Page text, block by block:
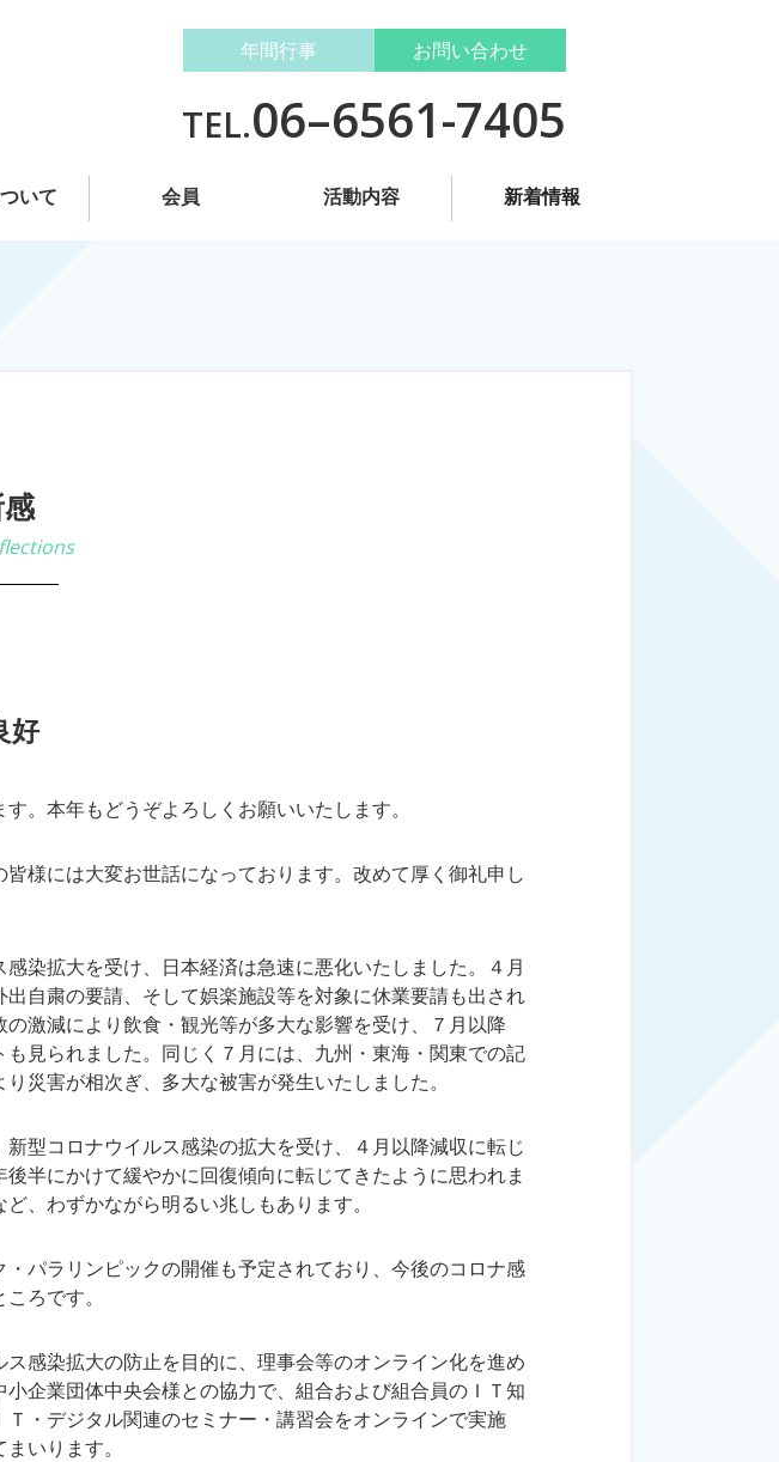
年間行事 お問い合わせ
TEL.06–6561-7405
いて 会員 活動内容 新着情報
好
。本年もどうぞよろしくお願いいたします。
様には大変お世話になっております。改めて厚く御礼申し
染拡大を受け、日本経済は急速に悪化いたしました。４月
自粛の要請、そして娯楽施設等を対象に休業要請も出され
激減により飲食・観光等が多大な影響を受け、７月以降
見られました。同じく７月には、九州・東海・関東での記
災害が相次ぎ、多大な被害が発生いたしました。
型コロナウイルス感染の拡大を受け、４月以降減収に転じ
半にかけて緩やかに回復傾向に転じてきたように思われま
、わずかながら明るい兆しもあります。
パラリンピックの開催も予定されており、今後のコロナ感
ろです。
感染拡大の防止を目的に、理事会等のオンライン化を進め
企業団体中央会様との協力で、組合および組合員のＩＴ知
・デジタル関連のセミナー・講習会をオンラインで実施
いります。